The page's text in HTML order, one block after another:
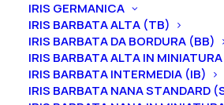
IRIS GERMANICA
IRIS BARBATA ALTA (TB)
IRIS BARBATA DA BORDURA (BB)
IRIS BARBATA ALTA IN
IRIS BARBATA INTERMEDIA (IB)
IRIS BARBATA NANA STANDARD
rosa sulla stessa pianta o sullo
petali sono lisci con bordi
varietà è vigorosa, alta con rami
Raggiunge un’altezza massima di
fioritura è intermedia.